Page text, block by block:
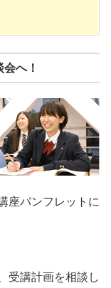
へ！
座パンフレットに
受講計画を相談し